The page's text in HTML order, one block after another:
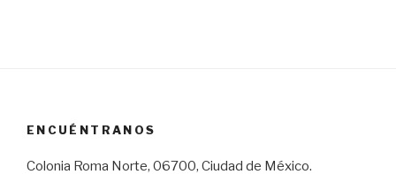
ENCUÉNTRANOS
Colonia Roma Norte, 06700, Ciudad de México.